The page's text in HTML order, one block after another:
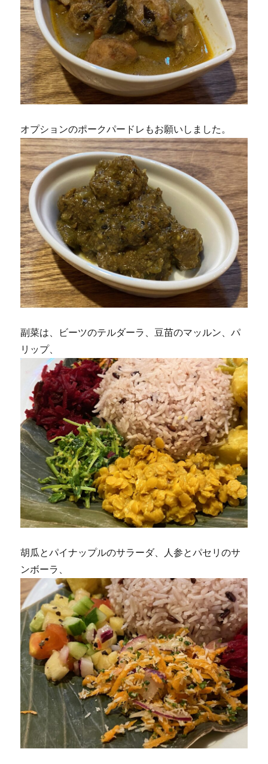
オプションのポークパードレもお願いしました。
副菜は、ビーツのテルダーラ、豆苗のマッルン、パ
リップ、
胡瓜とパイナップルのサラーダ、人参とパセリのサ
ンボーラ、